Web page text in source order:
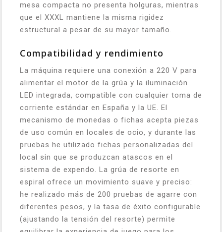
mesa compacta no presenta holguras, mientras
que el XXXL mantiene la misma rigidez
estructural a pesar de su mayor tamaño.
Compatibilidad y rendimiento
La máquina requiere una conexión a 220 V para
alimentar el motor de la grúa y la iluminación
LED integrada, compatible con cualquier toma de
corriente estándar en España y la UE. El
mecanismo de monedas o fichas acepta piezas
de uso común en locales de ocio, y durante las
pruebas he utilizado fichas personalizadas del
local sin que se produzcan atascos en el
sistema de expendo. La grúa de resorte en
espiral ofrece un movimiento suave y preciso:
he realizado más de 200 pruebas de agarre con
diferentes pesos, y la tasa de éxito configurable
(ajustando la tensión del resorte) permite